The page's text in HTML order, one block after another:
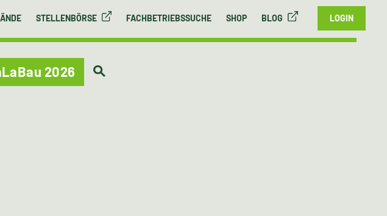
STELLENBÖRSE FACHBETRIEBSSUCHE SHOP BLOG LOGIN
2026